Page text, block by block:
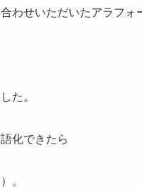
わせいただいたアラフォ
た。
化できたら
。